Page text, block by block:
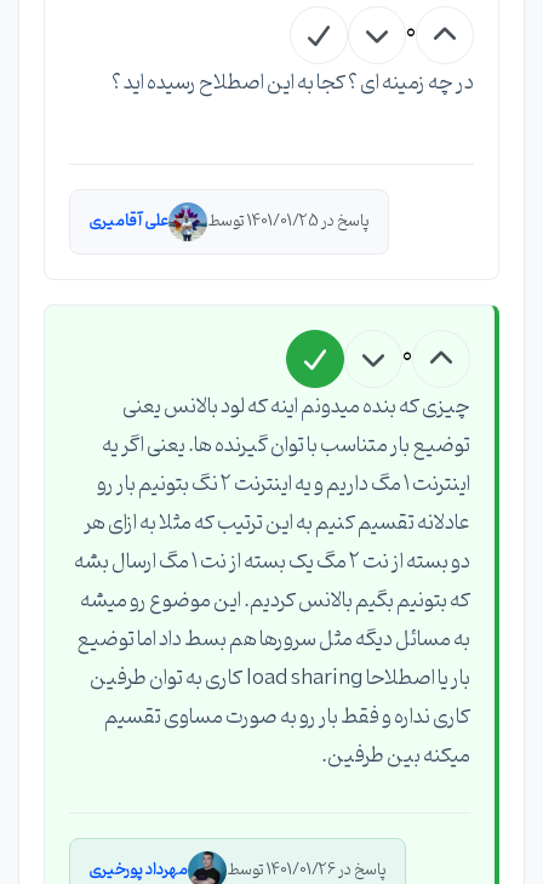
0
در چه زمینه ای ؟ کجا به این اصطلاح رسیده اید ؟
پاسخ در 1401/01/25 توسط علی آقامیری
0
چیزی که بنده میدونم اینه که لود بالانس یعنی
توضیع بار متناسب با توان گیرنده ها. یعنی اگر یه
اینترنت ۱ مگ داریم و یه اینترنت ۲ نگ بتونیم بار رو
عادلانه تقسیم کنیم به این ترتیب که مثلا به ازای هر
دو بسته از نت ۲ مگ یک بسته از نت ۱ مگ ارسال بشه
که بتونیم بگیم بالانس کردیم. این موضوع رو میشه
به مسائل دیگه مثل سرورها هم بسط داد اما توضیع
بار یا اصطلاحا load sharing کاری به توان طرفین
کاری نداره و فقط بار رو به صورت مساوی تقسیم
میکنه بین طرفین.
پاسخ در 1401/01/26 توسط مهرداد پورخیری